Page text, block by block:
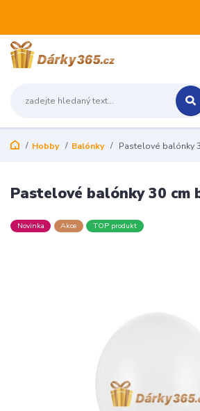
Hobby Balónky Pastelové balónky
Pastelové balónky 30 cm
Novinka Akce TOP produkt